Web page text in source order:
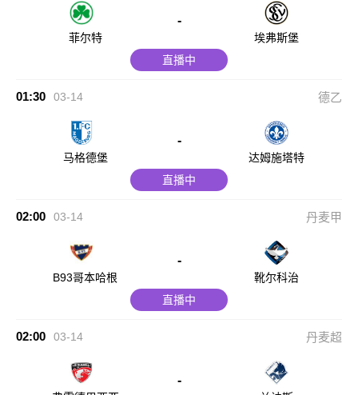
菲尔特
-
埃弗斯堡
直播中
01:30 03-14 德乙
马格德堡
-
达姆施塔特
直播中
02:00 03-14 丹麦甲
B93哥本哈根
-
靴尔科治
直播中
02:00 03-14 丹麦超
-